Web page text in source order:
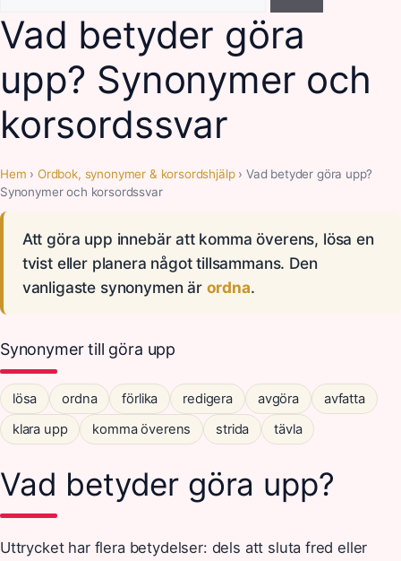
Vad betyder göra
upp? Synonymer och
korsordssvar
Hem › Ordbok, synonymer & korsordshjälp› Vad betyder göra upp?
Synonymer och korsordssvar
Att göra upp innebär att komma överens, lösa en
tvist eller planera något tillsammans. Den
vanligaste synonymen är ordna.
Synonymer till göra upp
lösa ordna förlika redigera avgöra
avfatta
klara upp
komma överens strida tävla
Vad betyder göra upp?
Uttrycket har flera betydelser: dels att sluta fred eller